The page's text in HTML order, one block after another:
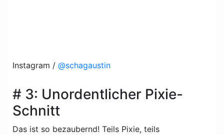
Instagram / @schagaustin
# 3: Unordentlicher Pixie-
Schnitt
Das ist so bezaubernd! Teils Pixie, teils